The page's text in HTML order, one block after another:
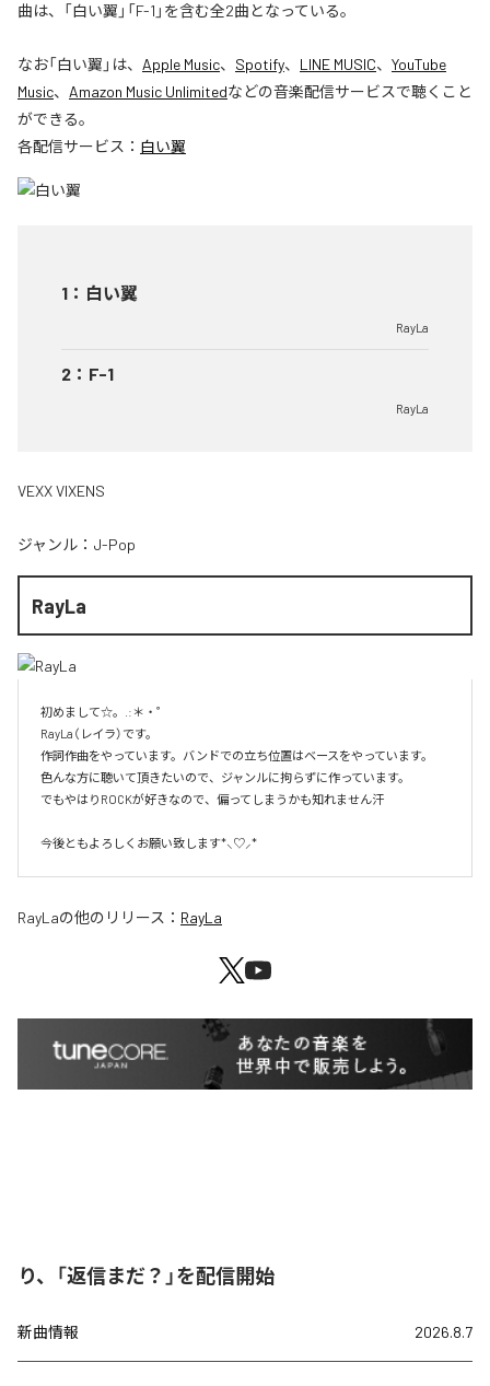
曲は、「白い翼」「F-1」を含む全2曲となっている。
なお「白い翼 」は、 Apple Music、 Spotify、 LINE MUSIC、 YouTube
Music、 Amazon Music Unlimitedなどの音楽配信サービスで聴くこと
ができる。
各配信サービス： 白い翼
1 ： 白い翼
RayLa
2 ： F-1
RayLa
VEXX VIXENS
ジャンル： J-Pop
RayLa
初めまして☆。.:＊・゜
RayLa（レイラ）です。
作詞作曲をやっています。バンドでの立ち位置はベースをやっています。
色んな方に聴いて頂きたいので、ジャンルに拘らずに作っています。
でもやはりROCKが好きなので、偏ってしまうかも知れません汗
今後ともよろしくお願い致します*⸜♡⸝*
RayLaの他のリリース： RayLa
り、「返信まだ？」を配信開始
新曲情報 2026.8.7